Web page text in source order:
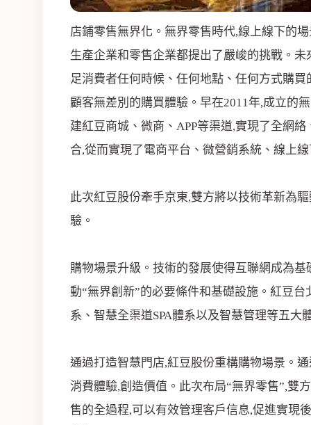
店鋪零售無界化。無界零售時代,線上線下的
生產企業和零售企業都提出了嚴峻的挑戰。
足消費者任何時候、任何地點、任何方式購
顧客無差別的購買體驗。早在2011年,成立的
建紅豆商城、微商、APP等渠道,實現了全網
合,從而實現了電商平台、微營銷系統、線上
此次紅豆股份牽手京東,雙方將以技術革新為
驗。
購物場景升級。技術的發展使得互聯網成為
動“無界創新”的必要條件和基礎設施。紅豆
系、智慧全渠道SPA體系以及智慧管理等五
通過打造智慧門店,紅豆股份重構購物場景。
消費體驗,創造價值。此次布局“無界零售”,雙
售的全過程,可以有效管理客戶信息,促進實現